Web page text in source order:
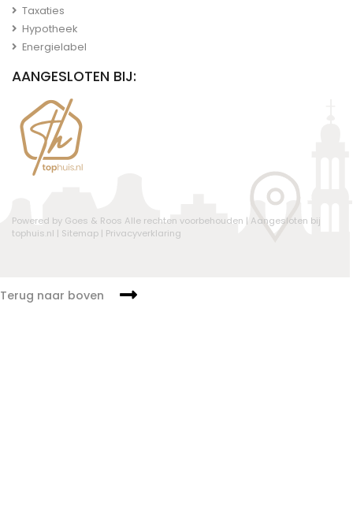
Taxaties
Hypotheek
Energielabel
AANGESLOTEN BIJ:
Powered by Goes & Roos Alle rechten voorbehouden | Aangesloten bij
tophuis.nl | Sitemap | Privacyverklaring